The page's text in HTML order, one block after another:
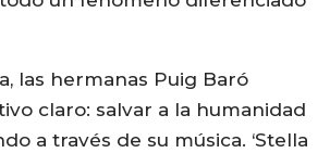
las hermanas Puig Baró
claro: salvar a la humanidad
a través de su música. ‘Stella